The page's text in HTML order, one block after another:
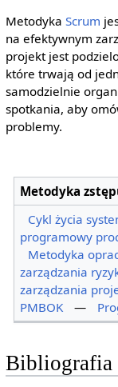
Metodyka Scrum
na efektywnym
projekt jest
które trwają od
samodzielnie
spotkania, aby
problemy.
Metodyka
Cykl życia
programowy
Metodyka
zarządzania
zarządzania
PMBOK
—
Bibliografia